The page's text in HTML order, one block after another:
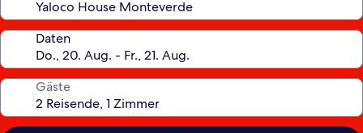
Daten
Gäste